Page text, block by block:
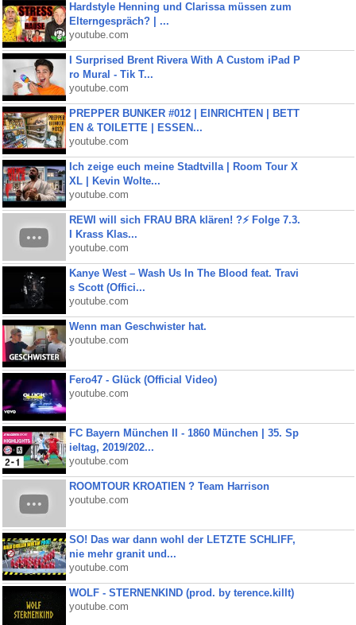
Hardstyle Henning und Clarissa müssen zum
Elterngespräch? | ...
youtube.com
I Surprised Brent Rivera With A Custom iPad P
ro Mural - Tik T...
youtube.com
PREPPER BUNKER #012 | EINRICHTEN | BETT
EN & TOILETTE | ESSEN...
youtube.com
Ich zeige euch meine Stadtvilla | Room Tour X
XL | Kevin Wolte...
youtube.com
REWI will sich FRAU BRA klären! ?⚡️ Folge 7.3.
I Krass Klas...
youtube.com
Kanye West – Wash Us In The Blood feat. Travi
s Scott (Offici...
youtube.com
Wenn man Geschwister hat.
youtube.com
Fero47 - Glück (Official Video)
youtube.com
FC Bayern München II - 1860 München | 35. Sp
ieltag, 2019/202...
youtube.com
ROOMTOUR KROATIEN ? Team Harrison
youtube.com
SO! Das war dann wohl der LETZTE SCHLIFF,
nie mehr granit und...
youtube.com
WOLF - STERNENKIND (prod. by terence.killt)
youtube.com